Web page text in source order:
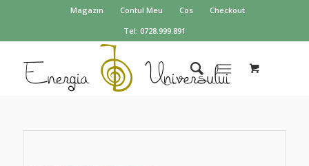
Magazin Contul Meu Cos
Checkout
Tel: 0728.999.891